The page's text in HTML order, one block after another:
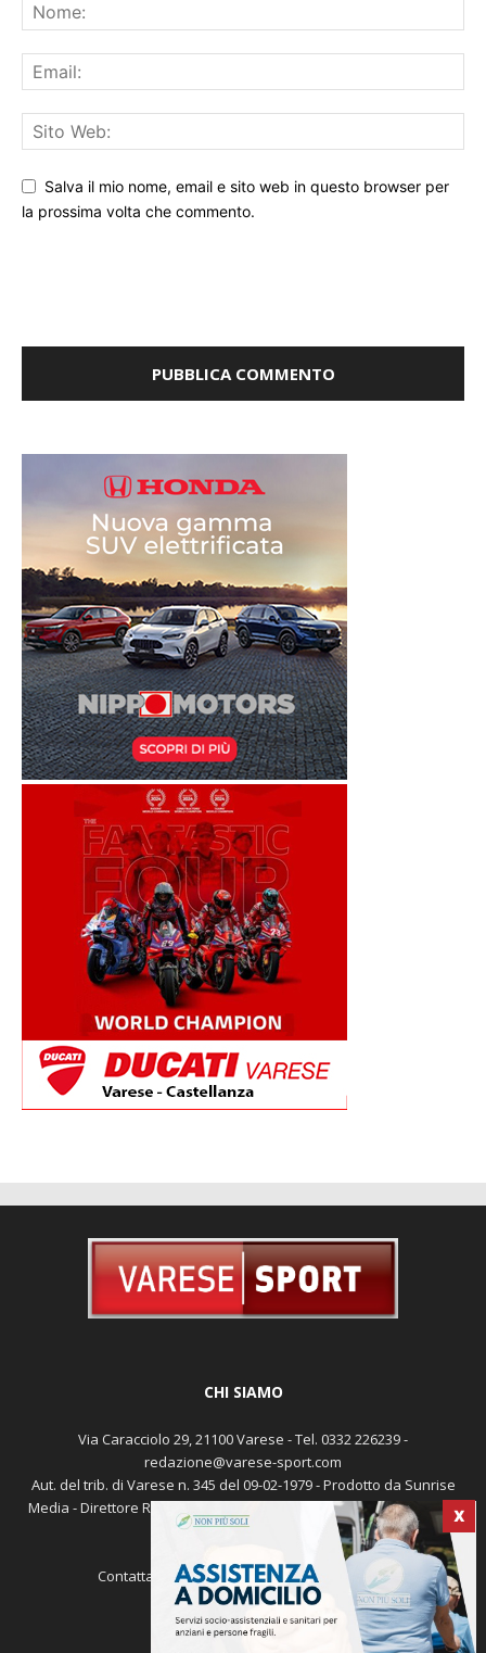
Salva il mio nome, email e sito web in questo browser per
la prossima volta che commento.
X
CHI SIAMO
Via Caracciolo 29, 21100 Varese - Tel. 0332 226239 -
redazione@varese-sport.com
Aut. del trib. di Varese n. 345 del 09-02-1979 - Prodotto da Sunrise
Media - Direttore Responsabile: Michele Marocco -Cookie policy
Pubblicità
Contattaci: redazione@varese-sport.com